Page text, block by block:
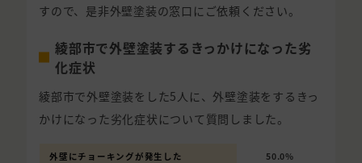
すので、是非外壁塗装の窓口にご依頼ください。
綾部市で外壁塗装するきっかけになった劣
化症状
綾部市で外壁塗装をした5人に、外壁塗装をするきっ
かけになった劣化症状について質問しました。
外壁にチョーキングが発生した 50.0%